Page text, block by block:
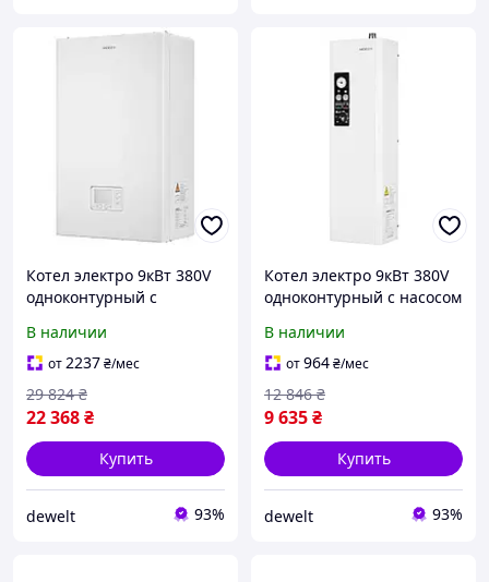
Котел электро 9кВт 380V
одноконтурный с
насосом. ARDESTO
CL0167753
В наличии
от2237₴/мес
22 368₴
29 824 ₴
Купить
dewelt 93%
Котел электро 9кВт 380V
одноконтурный с насосом
В наличии
от964₴/мес
9 635₴
12 846 ₴
Купить
dewelt 93%